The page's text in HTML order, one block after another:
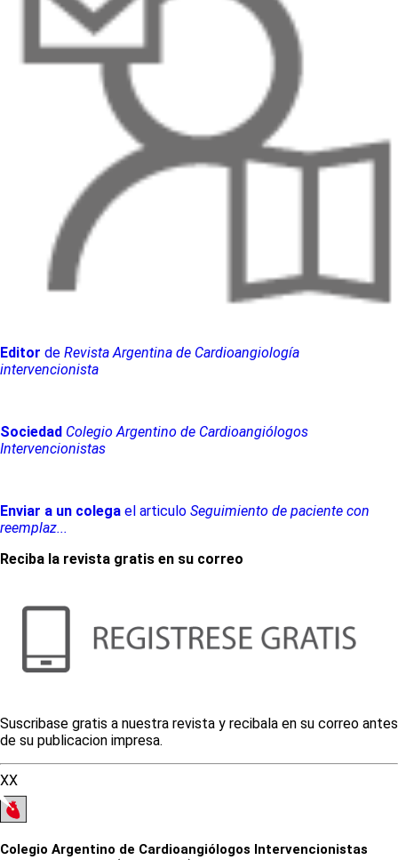
Editor de Revista Argentina de Cardioangiología
intervencionista
Sociedad Colegio Argentino de Cardioangiólogos
Intervencionistas
Enviar a un colega el articulo Seguimiento de paciente con
reemplaz...
Reciba la revista gratis en su correo
Suscribase gratis a nuestra revista y recibala en su correo antes
de su publicacion impresa.
XX
Colegio Argentino de Cardioangiólogos Intervencionistas